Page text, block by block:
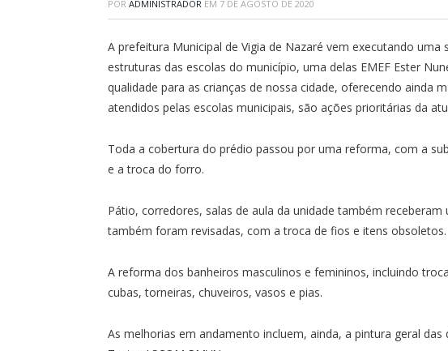
POR ADMINISTRADOR EM 7 DE AGOSTO DE 2020
A prefeitura Municipal de Vigia de Nazaré vem executando uma
estruturas das escolas do município, uma delas EMEF Ester
qualidade para as crianças de nossa cidade, oferecendo ainda
atendidos pelas escolas municipais, são ações prioritárias da
Toda a cobertura do prédio passou por uma reforma, com a
e a troca do forro.
Pátio, corredores, salas de aula da unidade também
também foram revisadas, com a troca de fios e itens obsoletos.
A reforma dos banheiros masculinos e femininos, incluindo
cubas, torneiras, chuveiros, vasos e pias.
As melhorias em andamento incluem, ainda, a pintura geral das